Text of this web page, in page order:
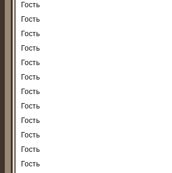
Гость
Гость
Гость
Гость
Гость
Гость
Гость
Гость
Гость
Гость
Гость
Гость